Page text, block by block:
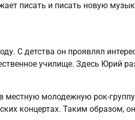
писать и писать новую
С детства он проявлял
училище. Здесь Юрий
местную молодежную рок-
концертах. Таким образом,